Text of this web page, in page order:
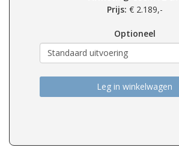
Prijs: € 2.189,-
Optioneel
Leg in winkelwagen